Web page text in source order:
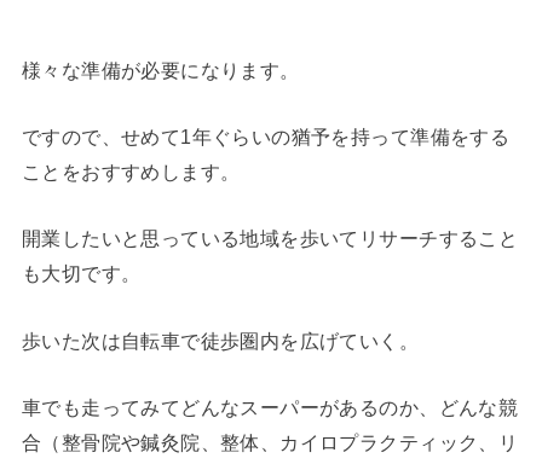
様々な準備が必要になります。
ですので、せめて1年ぐらいの猶予を持って準備をする
ことをおすすめします。
開業したいと思っている地域を歩いてリサーチすること
も大切です。
歩いた次は自転車で徒歩圏内を広げていく。
車でも走ってみてどんなスーパーがあるのか、どんな競
合（整骨院や鍼灸院、整体、カイロプラクティック、リ